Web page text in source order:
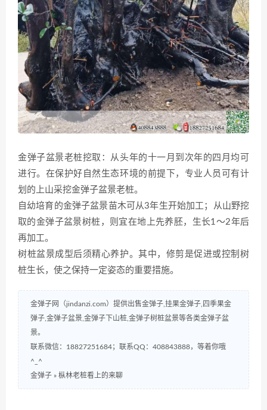
金弹子盆景老桩挖取：从头年的十一月到次年的四月均可
进行。在保护好自然生态环境的前提下，专业人员可有计
划的上山采挖金弹子盆景老桩。
自幼培育的金弹子盆景苗木可从3年生开始加工；从山野挖
取的金弹子盆景树桩，则宜在地上先养胚，生长1～2年后
再加工。
树桩盆景成型后须精心养护。其中，修剪是促进或控制树
桩生长，使之保持一定姿态的重要措施。
金弹子网（jindanzi.com）提供出售金弹子,挂果金弹子,四季果金
弹子,金弹子盆景,金弹子下山桩,金弹子树桩盆景等各类金弹子盆
景。
联系微信：18827251684；联系QQ：408843888，等着你哦
^_^
金弹子 » 枞林老桩看上的来聊